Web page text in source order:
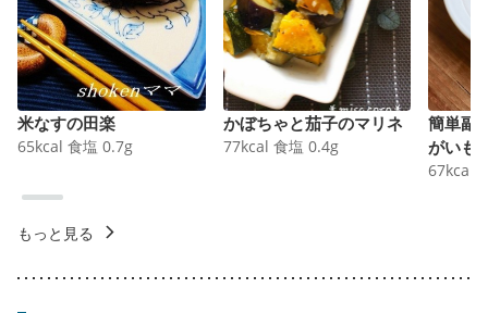
米なすの田楽
65kcal 食塩 0.7g
かぼちゃと茄子のマリネ
77kcal 食塩 0.4g
簡単副
がいも
67kcal
もっと見る